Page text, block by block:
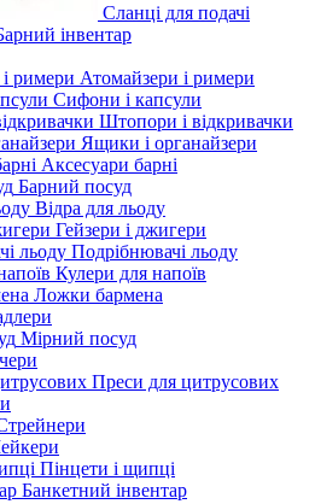
Сланці для подачі
інвентар
Атомайзери і римери
Сифони і капсули
Штопори і відкривачки
Ящики і органайзери
Аксесуари барні
Барний посуд
Відра для льоду
Гейзери і джигери
Подрібнювачі льоду
Кулери для напоїв
Ложки бармена
Мірний посуд
Преси для цитрусових
Пінцети і щипці
Банкетний інвентар